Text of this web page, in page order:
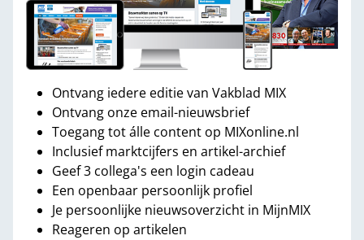
Ontvang iedere editie van Vakblad MIX
Ontvang onze email-nieuwsbrief
Toegang tot álle content op MIXonline.nl
Inclusief marktcijfers en artikel-archief
Geef 3 collega's een login cadeau
Een openbaar persoonlijk profiel
Je persoonlijke nieuwsoverzicht in MijnMIX
Reageren op artikelen